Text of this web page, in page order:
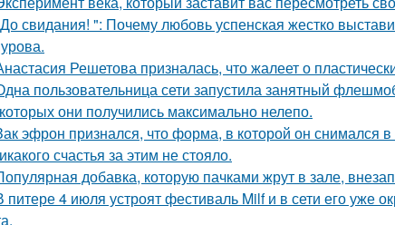
свидания! ": Почему любовь успенская жестко
Решетова призналась, что жалеет о
пользовательница сети запустила занятный
они получились максимально нелепо.
эфрон признался, что форма, в которой он снимался
счастья за этим не стояло.
добавка, которую пачками жрут в зале,
питере 4 июля устроят фестиваль Milf и в сети его уже